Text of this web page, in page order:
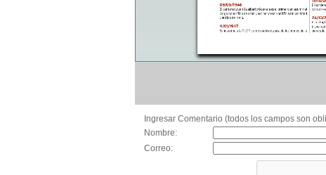
Ingresar Comentario (todos los campos son
Nombre:
Correo: